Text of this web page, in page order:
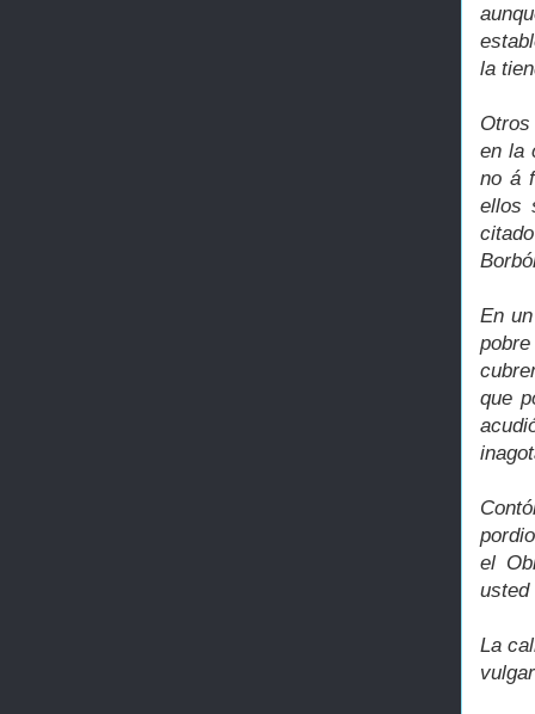
la
en la
no á
ellos
En
que
el
usted
La